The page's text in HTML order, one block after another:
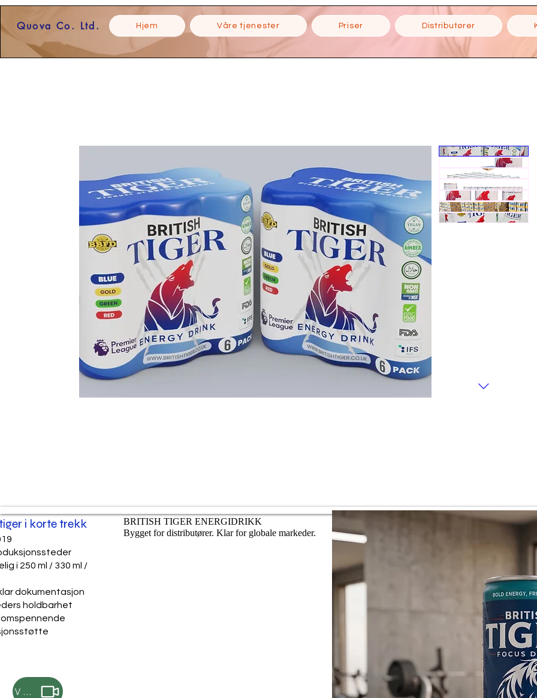
Quova Co. Ltd. Hjem Våre tjenester Priser Distributører
i korte trekk
i 250 ml / 330 ml /
dokumentasjon
holdbarhet
Video
BRITISH TIGER ENERGIDRIKK
Bygget for distributører. Klar for globale markeder.